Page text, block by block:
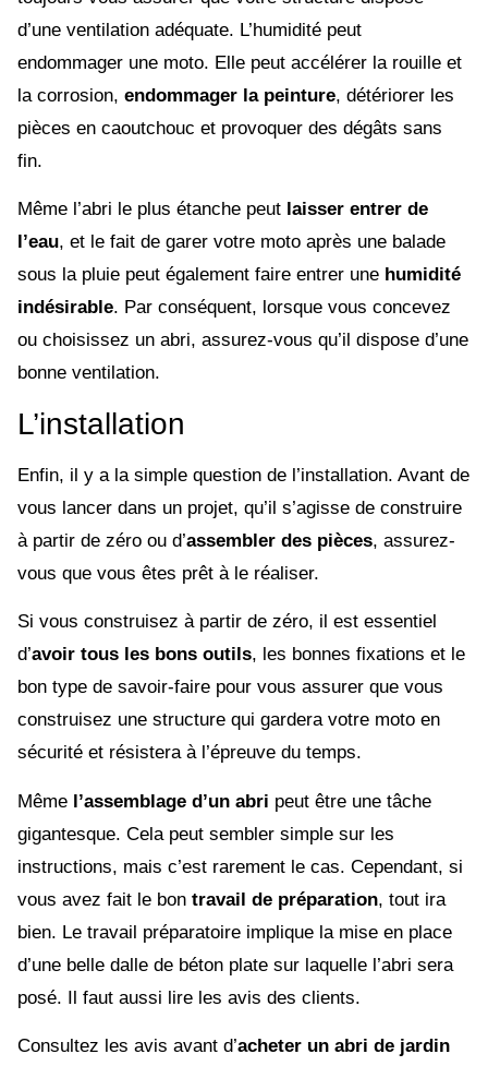
d’une ventilation adéquate. L’humidité peut
endommager une moto. Elle peut accélérer la rouille et
la corrosion, endommager la peinture, détériorer les
pièces en caoutchouc et provoquer des dégâts sans
fin.
Même l’abri le plus étanche peut laisser entrer de
l’eau, et le fait de garer votre moto après une balade
sous la pluie peut également faire entrer une humidité
indésirable. Par conséquent, lorsque vous concevez
ou choisissez un abri, assurez-vous qu’il dispose d’une
bonne ventilation.
L’installation
Enfin, il y a la simple question de l’installation. Avant de
vous lancer dans un projet, qu’il s’agisse de construire
à partir de zéro ou d’assembler des pièces, assurez-
vous que vous êtes prêt à le réaliser.
Si vous construisez à partir de zéro, il est essentiel
d’avoir tous les bons outils, les bonnes fixations et le
bon type de savoir-faire pour vous assurer que vous
construisez une structure qui gardera votre moto en
sécurité et résistera à l’épreuve du temps.
Même l’assemblage d’un abri peut être une tâche
gigantesque. Cela peut sembler simple sur les
instructions, mais c’est rarement le cas. Cependant, si
vous avez fait le bon travail de préparation, tout ira
bien. Le travail préparatoire implique la mise en place
d’une belle dalle de béton plate sur laquelle l’abri sera
posé. Il faut aussi lire les avis des clients.
Consultez les avis avant d’acheter un abri de jardin